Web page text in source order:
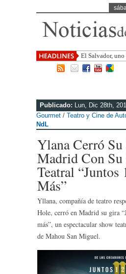
El Salvador,
mayor
Publicado: Lun, Dic 28th,
Gourmet / Teatro y Cine de
NdL
Ylana Cerró
Madrid Con Su
Teatral “Juntos
Más”
Yllana, compañía de teatro
Hole, cerró en Madrid su gira
más”, un espectacular show
de Mahou San Miguel.